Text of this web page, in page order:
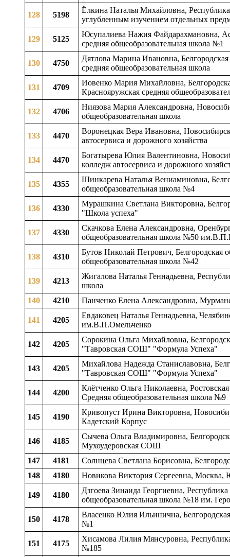
128 5198
Ёлкина Наталья Михайловна,
углубленным изучением отдельных
129 5125
Юсупалиева Нажия Файдарахмановна,
средняя общеобразовательная школа №1
130 4750
Дятлова Марина Ивановна,
средняя общеобразовательная школа
131 4709
Иовенко Мария Михайловна,
Краснояружская средняя
132 4706
Ниязова Мария Александровна,
общеобразовательная школа
133 4470
Воронецкая Вера Ивановна,
автосервиса и дорожного хозяйства
134 4470
Богатырева Юлия Валентиновна,
колледж автосервиса и дорожного
135 4355
Шинкарева Наталья Вениаминовна,
общеобразовательная школа №4
136 4330
Мурашкина Светлана Викторовна,
"Школа успеха"
137 4330
Скачкова Елена Александровна,
общеобразовательная школа №50
138 4310
Бутов Николай Петрович, Белгородская
общеобразовательная школа №42
139 4213
Жигалова Наталья Геннадьевна,
школа
140
4210 Панченко Елена Александровна,
141 4205
Евдаковец Наталья Геннадьевна,
им.В.П.Омельченко
142 4205
Сорокина Ольга Михайловна,
"Тавровская СОШ" "Формула Успеха"
143 4205
Михайлова Надежда Станиславовна,
"Тавровская СОШ" "Формула Успеха"
144 4200
Клётченко Ольга Николаевна,
Средняя общеобразовательная школа №9
145 4190
Кривопуст Ирина Викторовна,
Кадетский Корпус
146 4185
Сычева Ольга Владимировна,
Мухоудеровская СОШ
147
4181
Солнцева Светлана Борисовна,
148
4180 Новикова Виктория Сергеевна,
149 4180
Дзгоева Зинаида Георгиевна,
общеобразовательная школа №18 им.
150 4178
Власенко Юлия Ильинична,
№1
151 4175
Хисамова Лилия Мянсуровна,
№185